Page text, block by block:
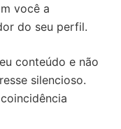
você a
do seu perfil.
conteúdo e não
silencioso.